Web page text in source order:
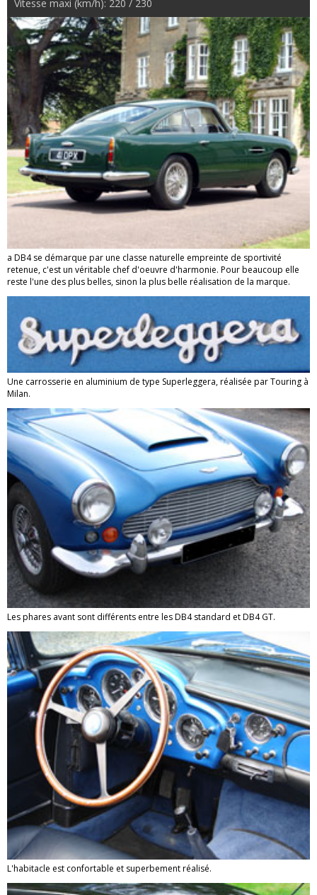
Vitesse maxi (km/h): 220 / 230
a DB4 se démarque par une classe naturelle empreinte de sportivité
retenue, c'est un véritable chef d'oeuvre d'harmonie. Pour beaucoup elle
reste l'une des plus belles, sinon la plus belle réalisation de la marque.
Une carrosserie en aluminium de type Superleggera, réalisée par Touring à
Milan.
Les phares avant sont différents entre les DB4 standard et DB4 GT.
L'habitacle est confortable et superbement réalisé.